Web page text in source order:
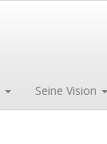
Seine Vision